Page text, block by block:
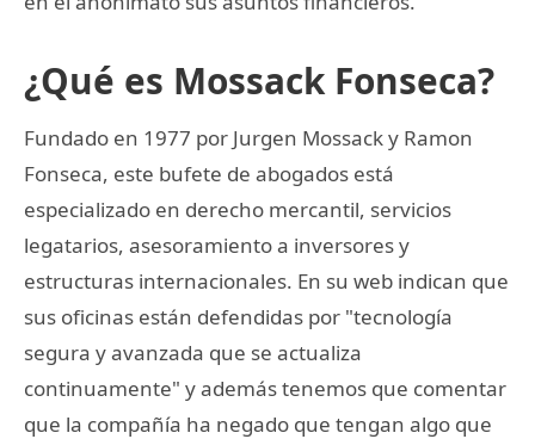
¿Qué es Mossack Fonseca?
Fundado en 1977 por Jurgen Mossack y Ramon
Fonseca, este bufete de abogados está
especializado en derecho mercantil, servicios
legatarios, asesoramiento a inversores y
estructuras internacionales. En su web indican que
sus oficinas están defendidas por "tecnología
segura y avanzada que se actualiza
continuamente" y además tenemos que comentar
que la compañía ha negado que tengan algo que